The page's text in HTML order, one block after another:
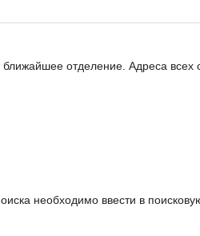
отделение. Адреса всех
необходимо ввести в